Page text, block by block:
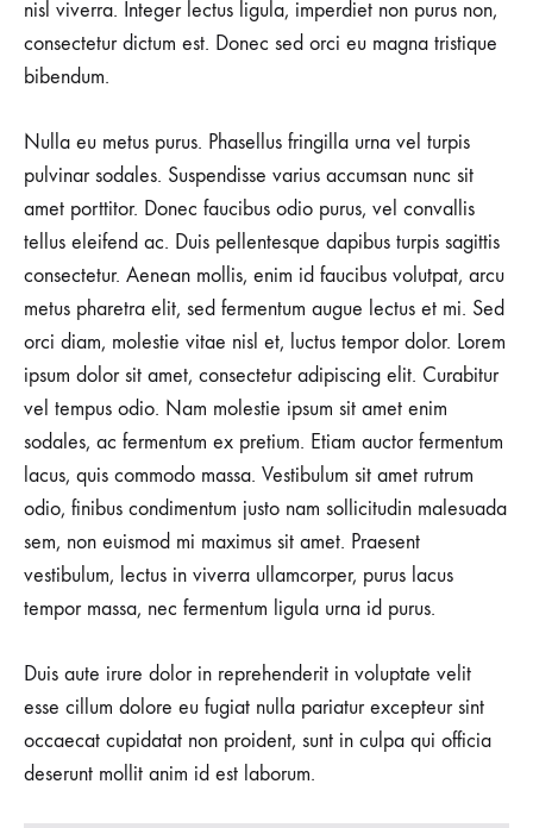
nisl viverra. Integer lectus ligula, imperdiet non purus non,
consectetur dictum est. Donec sed orci eu magna tristique
bibendum.
Nulla eu metus purus. Phasellus fringilla urna vel turpis
pulvinar sodales. Suspendisse varius accumsan nunc sit
amet porttitor. Donec faucibus odio purus, vel convallis
tellus eleifend ac. Duis pellentesque dapibus turpis sagittis
consectetur. Aenean mollis, enim id faucibus volutpat, arcu
metus pharetra elit, sed fermentum augue lectus et mi. Sed
orci diam, molestie vitae nisl et, luctus tempor dolor. Lorem
ipsum dolor sit amet, consectetur adipiscing elit. Curabitur
vel tempus odio. Nam molestie ipsum sit amet enim
sodales, ac fermentum ex pretium. Etiam auctor fermentum
lacus, quis commodo massa. Vestibulum sit amet rutrum
odio, finibus condimentum justo nam sollicitudin malesuada
sem, non euismod mi maximus sit amet. Praesent
vestibulum, lectus in viverra ullamcorper, purus lacus
tempor massa, nec fermentum ligula urna id purus.
Duis aute irure dolor in reprehenderit in voluptate velit
esse cillum dolore eu fugiat nulla pariatur excepteur sint
occaecat cupidatat non proident, sunt in culpa qui officia
deserunt mollit anim id est laborum.